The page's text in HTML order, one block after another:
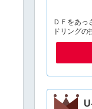
ＤＦをあっ
ドリングの